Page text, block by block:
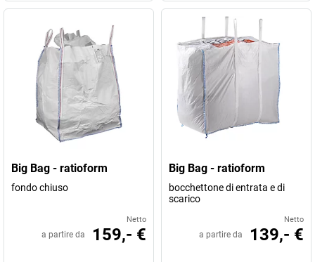
Big Bag - ratioform
fondo chiuso
Netto
a partire da 159,- €
Big Bag - ratioform
bocchettone di entrata e di
scarico
Netto
a partire da 139,- €